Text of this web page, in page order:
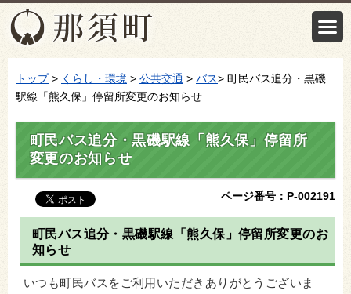
トップ> くらし・環境 > 公共交通 > バス> 町民バス追分・黒磯
駅線「熊久保」停留所変更のお知らせ
町民バス追分・黒磯駅線「熊久保」停留所
変更のお知らせ
ページ番号：P-002191
町民バス追分・黒磯駅線「熊久保」停留所変更のお
知らせ
いつも町民バスをご利用いただきありがとうございま